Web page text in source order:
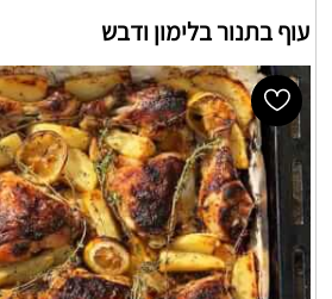
עוף בתנור בלימון ודבש